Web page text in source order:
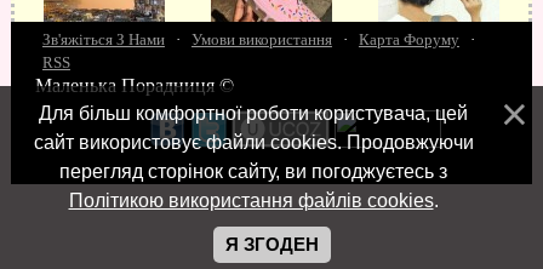
15 запитань про секс Як досягти оргазм
поцілунки Позбуваємось синців завагітніти після першого разу Хлопець хоче сексу
робити мінєт"Люблю" і "кохаю" різниця Про перший секс Займатися сексом
Зв'яжіться З Нами · Умови використання · Карта Форуму
·
RSS
Маленька Порадниця ©
Для більш комфортної роботи користувача, цей
сайт використовує файли cookies. Продовжуючи
перегляд сторінок сайту, ви погоджуєтесь з
Політикою використання файлів cookies.
Я ЗГОДЕН